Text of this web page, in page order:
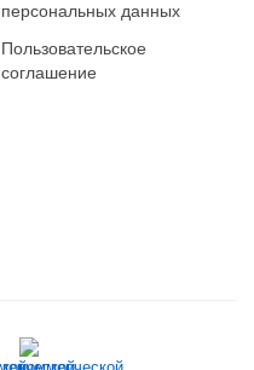
персональных данных
Пользовательское
соглашение